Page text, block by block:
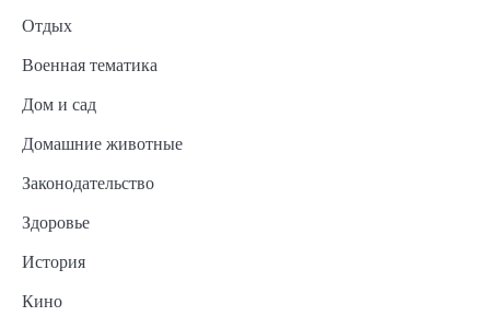
Отдых
Военная тематика
Дом и сад
Домашние животные
Законодательство
Здоровье
История
Кино